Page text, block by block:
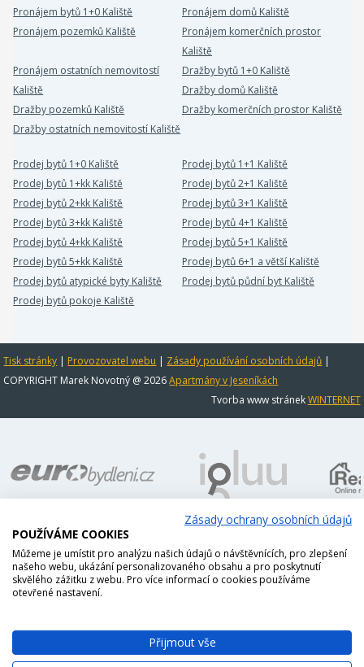
Pronájem bytů 1+0 Kaliště
Pronájem domů Kaliště
Pronájem pozemků Kaliště
Pronájem komerčních prostor
Kaliště
Pronájem ostatních nemovitostí
Kaliště
Dražby bytů 1+0 Kaliště
Dražby domů Kaliště
Dražby pozemků Kaliště
Dražby komerčních prostor Kaliště
Dražby ostatních nemovitostí Kaliště
Prodej bytů 1+0 Kaliště
Prodej bytů 1+1 Kaliště
Prodej bytů 1+kk Kaliště
Prodej bytů 2+1 Kaliště
Prodej bytů 2+kk Kaliště
Prodej bytů 3+1 Kaliště
Prodej bytů 3+kk Kaliště
Prodej bytů 4+1 Kaliště
Prodej bytů 4+kk Kaliště
Prodej bytů 5+1 Kaliště
Prodej bytů 5+kk Kaliště
Prodej bytů 6+1 a větší Kaliště
Prodej bytů atypické byty Kaliště
Prodej bytů půdní byt Kaliště
Prodej bytů pokoje Kaliště
Tisk stránky | Provozovatel webu | Zásady používání osobních údajů |
COPYRIGHT Marek Novotný @ 2026Apartmány v Jeseníkách
Tvorba www stránekWINTERNET
Zásady ochrany osobních údajů
POUŽÍVÁME COOKIES
Můžeme je umístit pro analýzu našich údajů o návštěvnících, pro zlepšení
našeho webu, ukázání personalizovaného obsahu a pro poskytnutí
skvělého zážitku z webu. Pro více informací o cookies používáme
otevřené nastavení.
Přijmout vše